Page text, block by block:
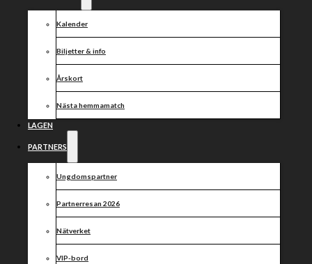
Kalender
Biljetter & info
Årskort
Nästa hemmamatch
LAGEN
PARTNERS
Ungdomspartner
Partnerresan 2026
Nätverket
VIP-bord
Den
Allsvenska
truppen är
klar!